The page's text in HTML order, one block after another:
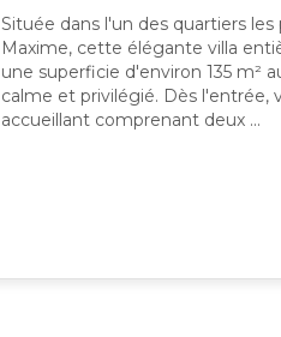
Située dans l'un des quartiers
Maxime, cette élégante villa
une superficie d'environ 135
calme et privilégié. Dès l'entrée,
accueillant comprenant deux ...